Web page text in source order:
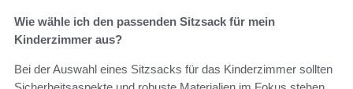
Wie wähle ich den passenden Sitzsack für mein
Kinderzimmer aus?
Bei der Auswahl eines Sitzsacks für das Kinderzimmer sollten